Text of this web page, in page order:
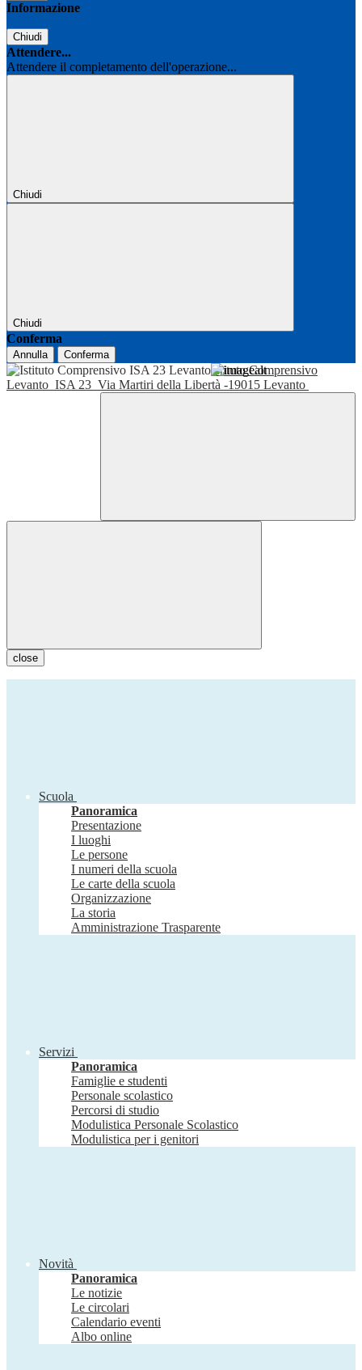
Informazione
Chiudi
Attendere...
Attendere il completamento dell'operazione...
Chiudi
Chiudi
Conferma
Annulla Conferma
Istituto Comprensivo
Levanto ISA 23 Via Martiri della Libertà -19015 Levanto
close
Scuola
Panoramica
Presentazione
I luoghi
Le persone
I numeri della scuola
Le carte della scuola
Organizzazione
La storia
Amministrazione Trasparente
Servizi
Panoramica
Famiglie e studenti
Personale scolastico
Percorsi di studio
Modulistica Personale Scolastico
Modulistica per i genitori
Novità
Panoramica
Le notizie
Le circolari
Calendario eventi
Albo online